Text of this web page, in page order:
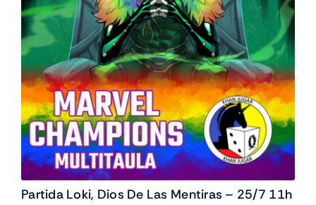
Partida Loki, Dios De Las Mentiras – 25/7 11h